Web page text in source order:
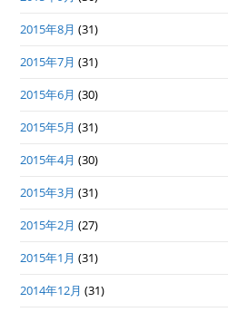
2015年8月 (31)
2015年7月 (31)
2015年6月 (30)
2015年5月 (31)
2015年4月 (30)
2015年3月 (31)
2015年2月 (27)
2015年1月 (31)
2014年12月 (31)